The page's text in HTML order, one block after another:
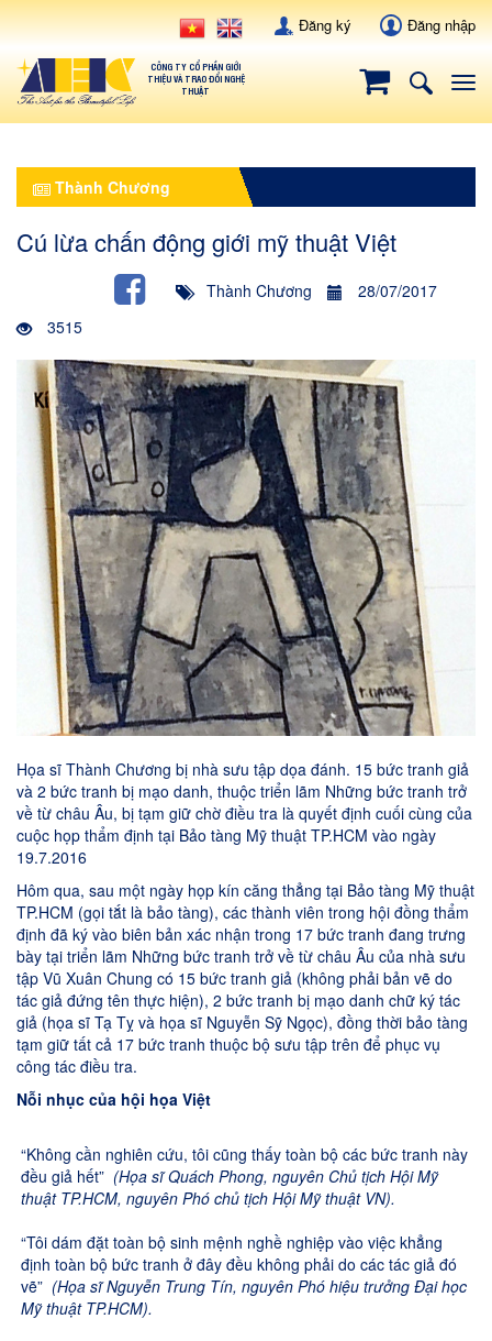
Đăng ký Đăng nhập
CÔNG TY CỔ PHẦN GIỚI
THIỆU VÀ TRAO ĐỔI NGHỆ
THUẬT
Thành Chương
Cú lừa chấn động giới mỹ thuật Việt
Thành Chương
28/07/2017
3515
Họa sĩ Thành Chương bị nhà sưu tập dọa đánh. 15 bức tranh giả
và 2 bức tranh bị mạo danh, thuộc triển lãm Những bức tranh trở
về từ châu Âu, bị tạm giữ chờ điều tra là quyết định cuối cùng của
cuộc họp thẩm định tại Bảo tàng Mỹ thuật TP.HCM vào ngày
19.7.2016
Hôm qua, sau một ngày họp kín căng thẳng tại Bảo tàng Mỹ thuật
TP.HCM (gọi tắt là bảo tàng), các thành viên trong hội đồng thẩm
định đã ký vào biên bản xác nhận trong 17 bức tranh đang trưng
bày tại triển lãm Những bức tranh trở về từ châu Âu của nhà sưu
tập Vũ Xuân Chung có 15 bức tranh giả (không phải bản vẽ do
tác giả đứng tên thực hiện), 2 bức tranh bị mạo danh chữ ký tác
giả (họa sĩ Tạ Tỵ và họa sĩ Nguyễn Sỹ Ngọc), đồng thời bảo tàng
tạm giữ tất cả 17 bức tranh thuộc bộ sưu tập trên để phục vụ
công tác điều tra.
Nỗi nhục của hội họa Việt
“Không cần nghiên cứu, tôi cũng thấy toàn bộ các bức tranh này
đều giả hết” (Họa sĩ Quách Phong, nguyên Chủ tịch Hội Mỹ
thuật TP.HCM, nguyên Phó chủ tịch Hội Mỹ thuật VN).
“Tôi dám đặt toàn bộ sinh mệnh nghề nghiệp vào việc khẳng
định toàn bộ bức tranh ở đây đều không phải do các tác giả đó
vẽ” (Họa sĩ Nguyễn Trung Tín, nguyên Phó hiệu trưởng Đại học
Mỹ thuật TP.HCM).